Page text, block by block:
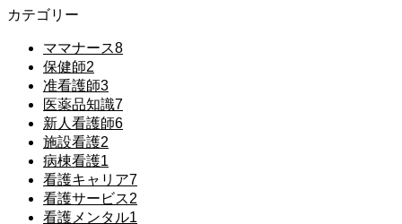
カテゴリー
ママナース8
保健師2
准看護師3
医薬品知識7
新人看護師6
施設看護2
病棟看護1
看護キャリア7
看護サービス2
看護メンタル1